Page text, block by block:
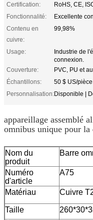
Certification:
RoHS, CE,
Fonctionnalité:
Excellente
Contenu en
cuivre:
99,98%
Usage:
Industrie de
connexion.
Couverture:
PVC, PU et
Échantillons:
50 $ US/
Personnalisation:Disponible |
appareillage assemblé
omnibus unique pour
Nom du
produit
Barre
Numéro
d'article
A75
Matériau Cuivre
Taille